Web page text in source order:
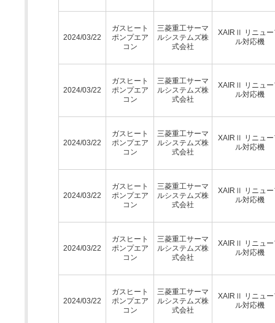
2024/03/22
ガスヒート
ポンプエア
コン
三菱重工サーマ
ルシステムズ株
式会社
XAIRⅡ リニュー
ル対応機
2024/03/22
ガスヒート
ポンプエア
コン
三菱重工サーマ
ルシステムズ株
式会社
XAIRⅡ リニュー
ル対応機
2024/03/22
ガスヒート
ポンプエア
コン
三菱重工サーマ
ルシステムズ株
式会社
XAIRⅡ リニュー
ル対応機
2024/03/22
ガスヒート
ポンプエア
コン
三菱重工サーマ
ルシステムズ株
式会社
XAIRⅡ リニュー
ル対応機
2024/03/22
ガスヒート
ポンプエア
コン
三菱重工サーマ
ルシステムズ株
式会社
XAIRⅡ リニュー
ル対応機
2024/03/22
ガスヒート
ポンプエア
コン
三菱重工サーマ
ルシステムズ株
式会社
XAIRⅡ リニュー
ル対応機